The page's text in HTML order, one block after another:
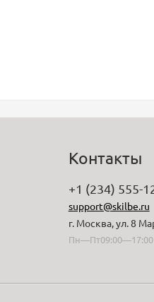
Контакты
+1 (234) 555-
support@skilbe.ru
г. Москва, ул. 8
Пн—Пт09:00—17:00